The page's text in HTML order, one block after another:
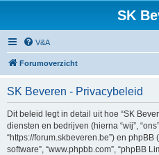
SK
V&A
Forumoverzicht
SK Beveren - Privacybeleid
Dit beleid legt in detail uit hoe “SK
diensten en bedrijven (hierna “wij”,
“https://forum.skbeveren.be”) en phpBB
software”, “www.phpbb.com”, “phpBB